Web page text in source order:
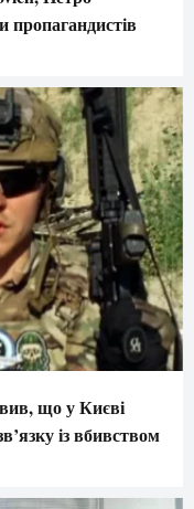
що у Києві
із вбивством